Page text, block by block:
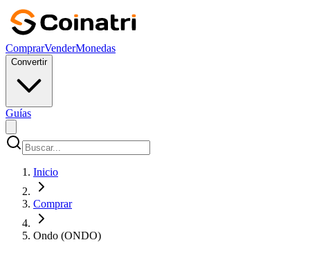
ComprarVenderMonedas
Convertir
Guías
Inicio
Comprar
Ondo (ONDO)